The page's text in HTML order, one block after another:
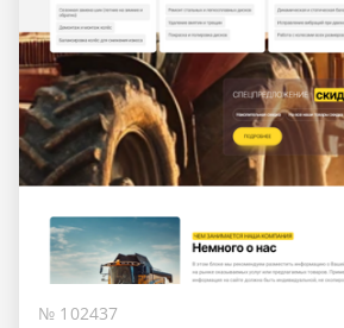
№ 102437